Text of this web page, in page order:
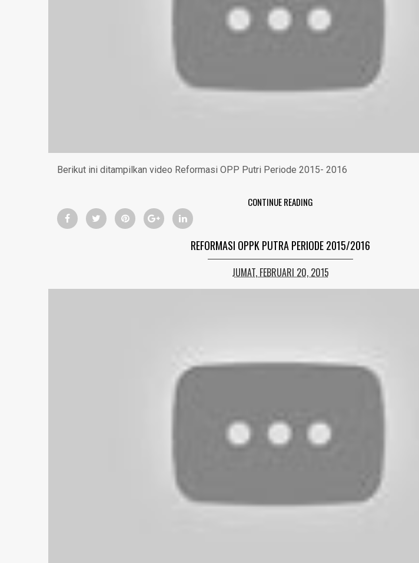
Berikut ini ditampilkan video Reformasi OPP Putri Periode 2015- 2016
CONTINUE READING
REFORMASI OPPK PUTRA PERIODE 2015/2016
JUMAT, FEBRUARI 20, 2015